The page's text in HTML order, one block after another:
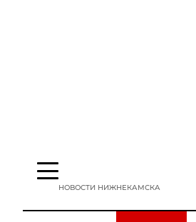
НОВОСТИ НИЖНЕКАМСКА